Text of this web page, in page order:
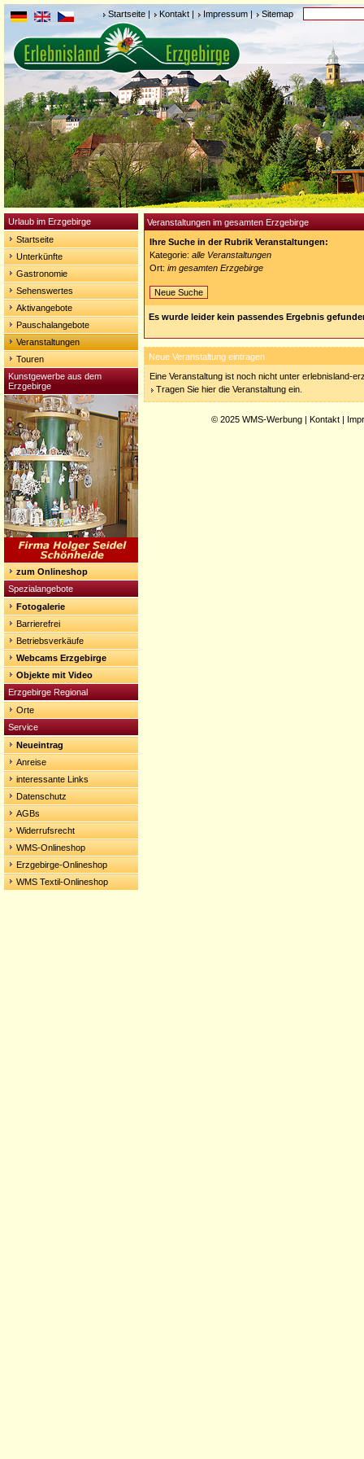
Startseite | Kontakt | Impressum| Sitemap
Urlaub im Erzgebirge
Startseite
Unterkünfte
Gastronomie
Sehenswertes
Aktivangebote
Pauschalangebote
Veranstaltungen
Touren
Kunstgewerbe aus dem
Erzgebirge
zum Onlineshop
Spezialangebote
Fotogalerie
Barrierefrei
Betriebsverkäufe
Webcams Erzgebirge
Objekte mit Video
Erzgebirge Regional
Orte
Service
Neueintrag
Anreise
interessante Links
Datenschutz
AGBs
Widerrufsrecht
WMS-Onlineshop
Erzgebirge-Onlineshop
WMS Textil-Onlineshop
Veranstaltungen im gesamten Erzgebirge
Ihre Suche in der Rubrik Veranstaltungen:
Kategorie: alle Veranstaltungen
Ort: im gesamten Erzgebirge
Neue Suche
Es wurde leider kein passendes Ergebnis
Neue Veranstaltung eintragen
Eine Veranstaltung ist noch nicht unter erlebnisland-
Tragen Sie hier die Veranstaltung ein.
© 2025 WMS-Werbung | Kontakt |